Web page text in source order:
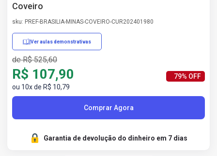
Coveiro
sku: PREF-BRASILIA-MINAS-COVEIRO-CUR202401980
Ver aulas demonstrativas
de R$ 525,60
R$ 107,90
ou 10x de R$ 10,79
79% OFF
Comprar Agora
Garantia de devolução do dinheiro em 7 dias